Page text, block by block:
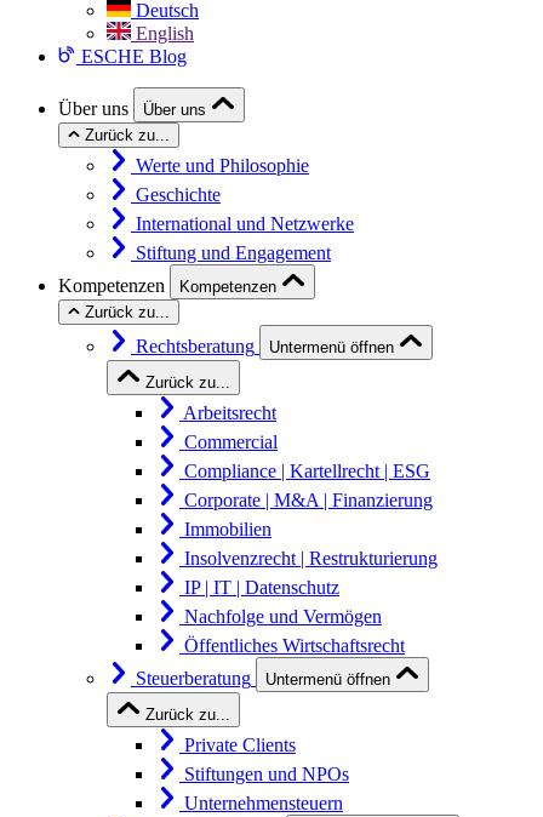
Deutsch
English
ESCHE Blog
Über uns
Über uns
Zurück zu...
Werte und Philosophie
Geschichte
International und Netzwerke
Stiftung und Engagement
Kompetenzen
Kompetenzen
Zurück zu...
Rechtsberatung
Untermenü öffnen
Zurück zu...
Arbeitsrecht
Commercial
Compliance | Kartellrecht | ESG
Corporate | M&A | Finanzierung
Immobilien
Insolvenzrecht | Restrukturierung
IP | IT | Datenschutz
Nachfolge und Vermögen
Öffentliches Wirtschaftsrecht
Steuerberatung
Untermenü öffnen
Zurück zu...
Private Clients
Stiftungen und NPOs
Unternehmensteuern